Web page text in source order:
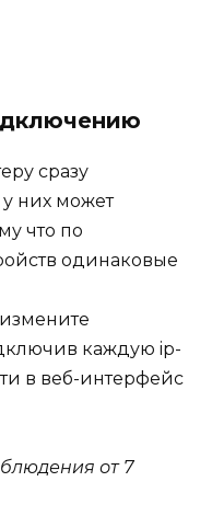
сразу
у них может
что по
одинаковые
каждую ip-
в веб-интерфейс
от 7